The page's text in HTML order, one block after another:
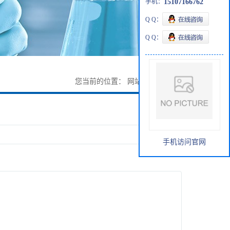
您当前的位置： 网站首页 在线留言
手机： 15107166762
Q Q：
Q Q：
手机访问官网